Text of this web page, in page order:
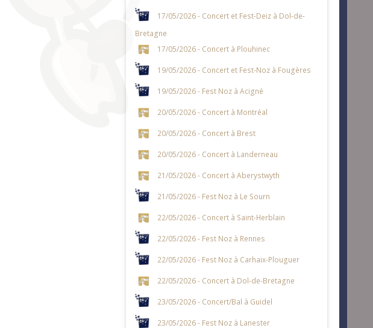
17/05/2026 - Concert et Fest-Deiz à Dol-de-
Bretagne
17/05/2026 - Concert à Plouhinec
19/05/2026 - Concert et Fest-Noz à Fougères
19/05/2026 - Fest Noz à Acigné
20/05/2026 - Concert à Montréal
20/05/2026 - Concert à Brest
20/05/2026 - Concert à Landerneau
21/05/2026 - Concert à Aberystwyth
21/05/2026 - Fest Noz à Le Sourn
22/05/2026 - Concert à Saint-Herblain
22/05/2026 - Fest Noz à Rennes
22/05/2026 - Fest Noz à Carhaix-Plouguer
22/05/2026 - Concert à Dol-de-Bretagne
23/05/2026 - Concert/Bal à Guidel
23/05/2026 - Fest Noz à Lanester